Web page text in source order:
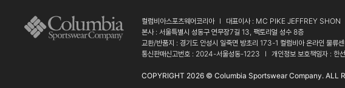
컬럼비아스포츠웨어코리아 l 대표이사 : MC PIKE JEFFREY SHON
본사 : 서울특별시 성동구 연무장7길 13, 팩토리얼 성수 8층
교환/반품지 : 경기도 안성시 일죽면 방초리 173-1 컬럼비아 온라인 물류
통신판매신고번호 : 2024-서울성동-1223
l 개인정보 보호책임자 : 한
COPYRIGHT 2026 © Columbia Sportswear Company. ALL